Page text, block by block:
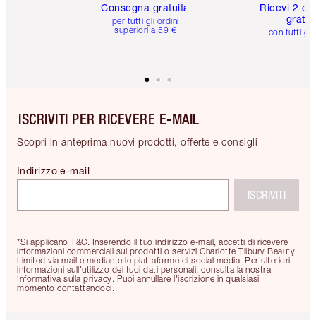
Consegna gratuita
per tutti gli ordini
superiori a 59 €
Ricevi 2
con tutti gli
ISCRIVITI PER RICEVERE E-MAIL
Scopri in anteprima nuovi prodotti, offerte e consigli
*Si applicano T&C. Inserendo il tuo indirizzo e-mail, accetti di ricevere
informazioni commerciali sui prodotti o servizi Charlotte Tilbury Beauty
Limited via mail e mediante le piattaforme di social media. Per ulteriori
informazioni sull'utilizzo dei tuoi dati personali, consulta la nostra
Informativa sulla privacy. Puoi annullare l'iscrizione in qualsiasi
momento contattandoci.
Indirizzo e-mail
ISCRIVITI